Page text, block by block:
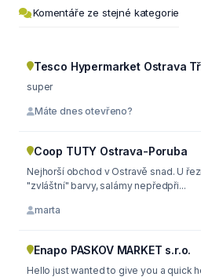
Komentáře ze stejné kategorie
Tesco Hypermarket Ostrava
super
Máte dnes otevřeno?
Coop TUTY Ostrava-Poruba
Nejhorší obchod v Ostravě snad. U
"zvláštní" barvy, salámy nepředpři...
marta
Enapo PASKOV MARKET s.r.o.
Hello just wanted to give you a quick